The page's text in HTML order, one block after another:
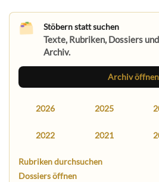
Stöbern statt suchen
Texte, Rubriken, Dossiers
Archiv.
Archiv öffnen
2026 2025
2022 2021
Rubriken durchsuchen
Dossiers öffnen